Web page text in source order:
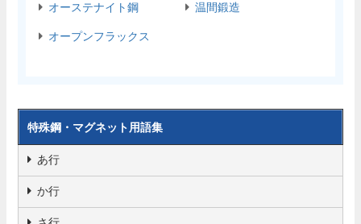
オーステナイト鋼 温間鍛造
オープンフラックス
特殊鋼・マグネット用語集
あ行
か行